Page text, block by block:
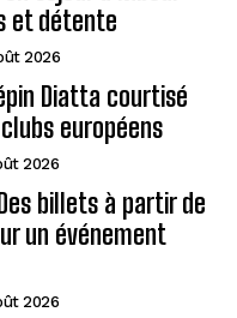
et détente
2026
Diatta courtisé
européens
2026
billets à partir de
un événement
2026